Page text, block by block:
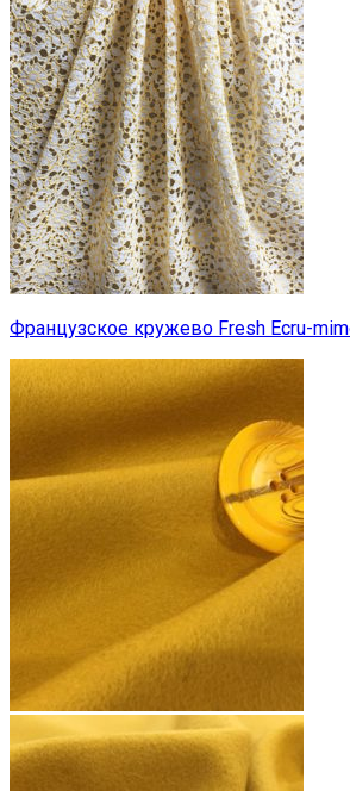
Французское кружево Fresh Ecru-